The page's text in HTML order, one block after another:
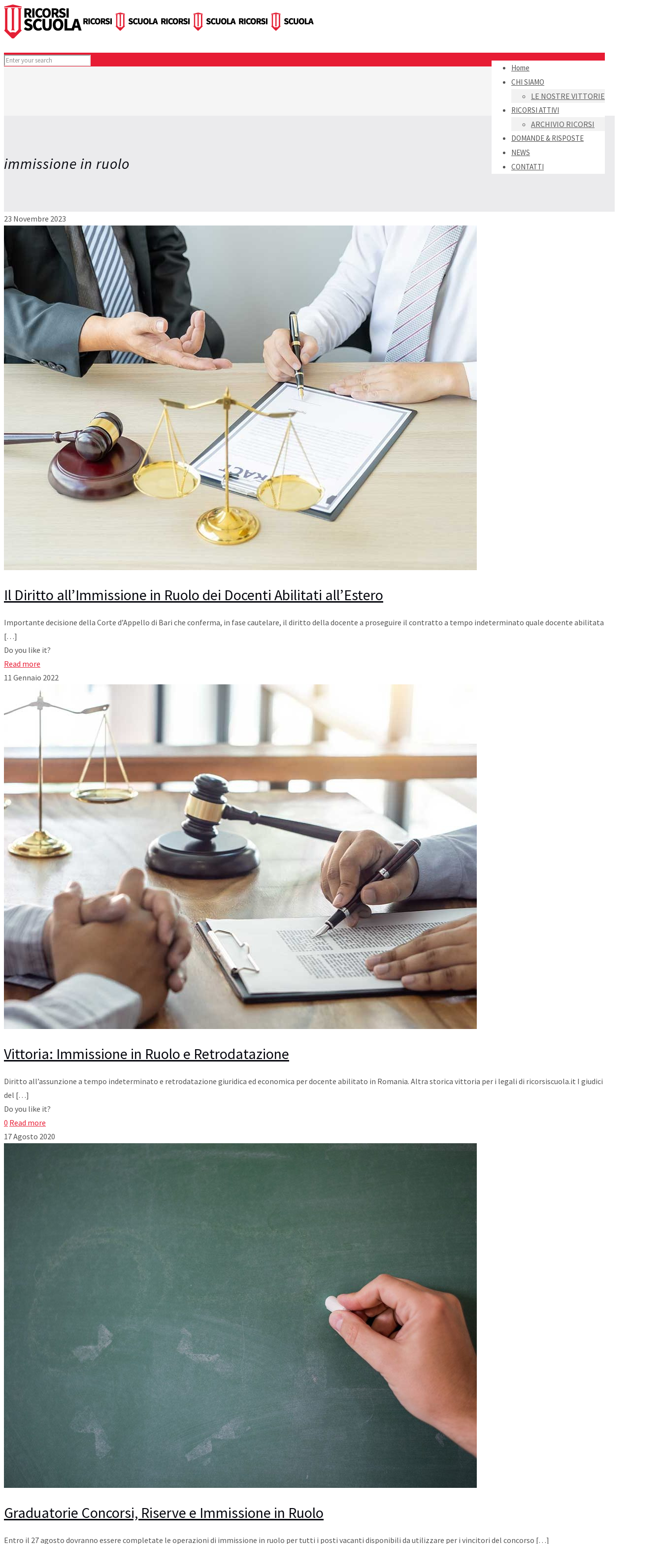
Home
CHI SIAMO
LE NOSTRE VITTORIE
RICORSI ATTIVI
ARCHIVIO RICORSI
DOMANDE & RISPOSTE
NEWS
CONTATTI
immissione in ruolo
23 Novembre 2023
Il Diritto all’Immissione in Ruolo dei Docenti Abilitati all’Estero
Importante decisione della Corte d’Appello di Bari che conferma, in fase cautelare, il diritto della docente a proseguire il contratto a tempo indeterminato quale docente abilitata
[…]
Do you like it?
Read more
11 Gennaio 2022
Vittoria: Immissione in Ruolo e Retrodatazione
Diritto all’assunzione a tempo indeterminato e retrodatazione giuridica ed economica per docente abilitato in Romania. Altra storica vittoria per i legali di ricorsiscuola.it I giudici
del […]
Do you like it?
0 Read more
17 Agosto 2020
Graduatorie Concorsi, Riserve e Immissione in Ruolo
Entro il 27 agosto dovranno essere completate le operazioni di immissione in ruolo per tutti i posti vacanti disponibili da utilizzare per i vincitori del concorso […]